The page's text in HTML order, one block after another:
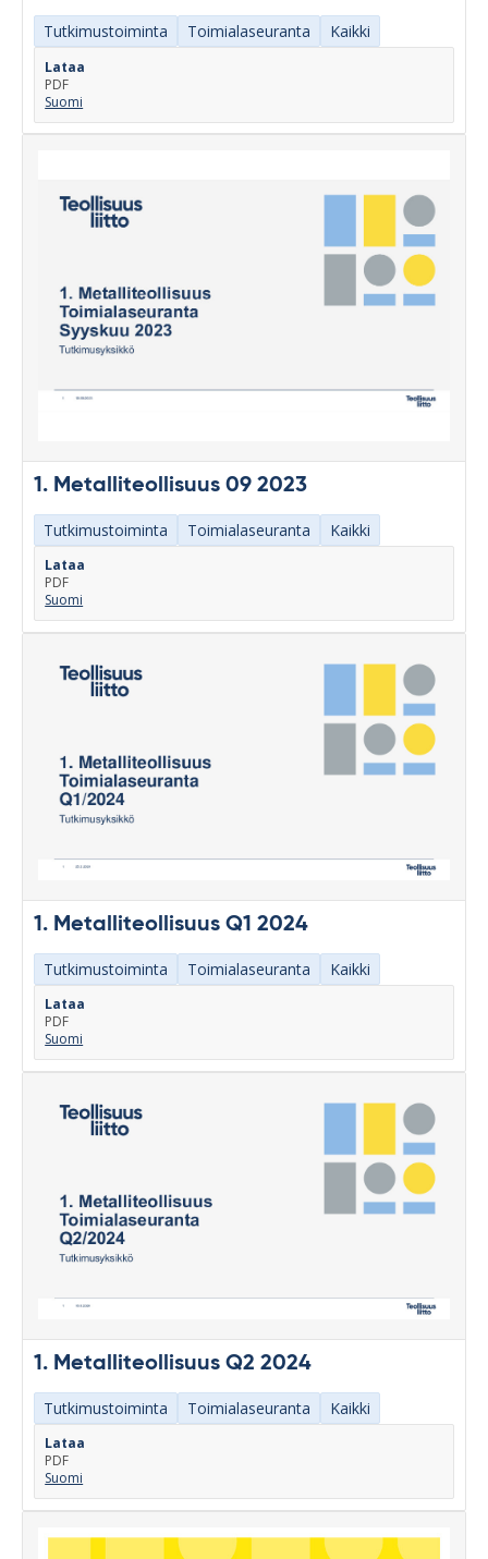
Tutkimustoiminta Toimialaseuranta Kaikki
Lataa
PDF
Suomi
1. Metalliteollisuus 09 2023
Tutkimustoiminta Toimialaseuranta Kaikki
Lataa
PDF
Suomi
1. Metalliteollisuus Q1 2024
Tutkimustoiminta Toimialaseuranta Kaikki
Lataa
PDF
Suomi
1. Metalliteollisuus Q2 2024
Tutkimustoiminta Toimialaseuranta Kaikki
Lataa
PDF
Suomi